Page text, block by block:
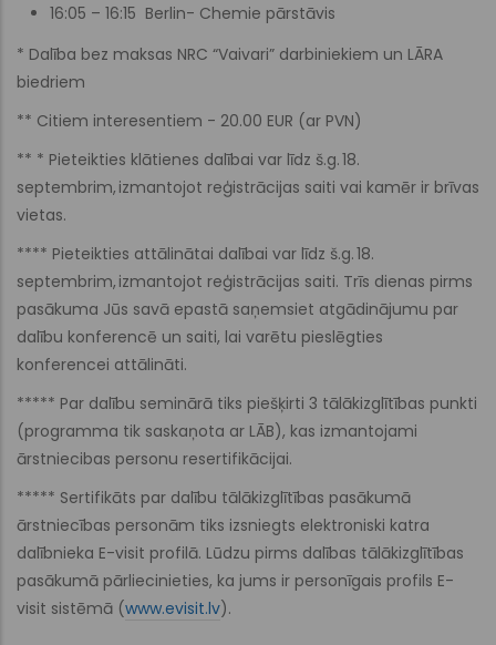
16:05 – 16:15 Berlin- Chemie pārstāvis
* Dalība bez maksas NRC “Vaivari” darbiniekiem un LĀRA
biedriem
** Citiem interesentiem - 20.00 EUR (ar PVN)
** * Pieteikties klātienes dalībai var līdz š.g. 18.
septembrim, izmantojot reģistrācijas saiti vai kamēr ir brīvas
vietas.
**** Pieteikties attālinātai dalībai var līdz š.g. 18.
septembrim, izmantojot reģistrācijas saiti. Trīs dienas pirms
pasākuma Jūs savā epastā saņemsiet atgādinājumu par
dalību konferencē un saiti, lai varētu pieslēgties
konferencei attālināti.
***** Par dalību seminārā tiks piešķirti 3 tālākizglītības punkti
(programma tik saskaņota ar LĀB), kas izmantojami
ārstniecibas personu resertifikācijai.
***** Sertifikāts par dalību tālākizglītības pasākumā
ārstniecības personām tiks izsniegts elektroniski katra
dalībnieka E-visit profilā. Lūdzu pirms dalības tālākizglītības
pasākumā pārliecinieties, ka jums ir personīgais profils E-
visit sistēmā (www.evisit.lv).